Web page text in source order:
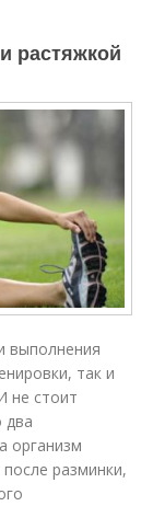
растяжкой
выполнения
так и
не стоит
два
организм
разминки,